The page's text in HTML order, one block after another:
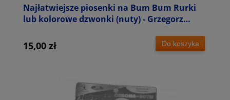
Najłatwiejsze piosenki na Bum Bum Rurki
lub kolorowe dzwonki (nuty) - Grzegorz
15,00 zł Do koszyka